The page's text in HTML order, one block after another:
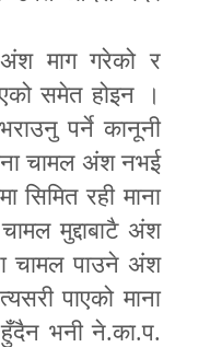
माग गरेको र
समेत होइन ।
पर्ने कानूनी
चामल अंश नभई
रही माना
मुद्दाबाटै अंश
चामल पाउने अंश
पाएको माना
भनी ने.का.प.